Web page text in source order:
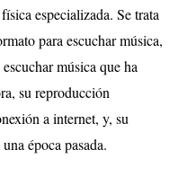
especializada. Se trata
para escuchar música,
música que ha
su reproducción
a internet, y, su
época pasada.